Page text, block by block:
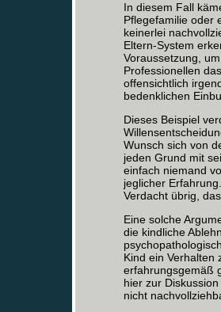
In diesem Fall
Pflegefamilie oder
keinerlei
Eltern-System
Voraussetzung,
Professionellen
offensichtlich
bedenklichen
Dieses Beispiel
Wunsch sich von
jeden Grund mit
einfach niemand
jeglicher
Verdacht übrig,
Eine solche
die kindliche
Kind ein Verhalten
erfahrungsgemäß
hier zur
nicht